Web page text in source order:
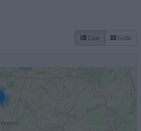
Liste Grille